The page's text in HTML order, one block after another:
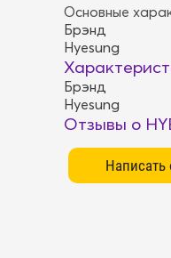
Основные
Брэнд
Hyesung
Брэнд
Hyesung
Отзывы о